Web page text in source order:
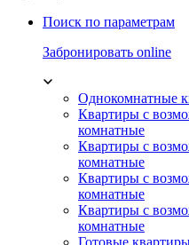
Поиск по параметрам
Забронировать online
Однокомнатные
Квартиры с
комнатные
Квартиры с
комнатные
Квартиры с
комнатные
Квартиры с
комнатные
Готовые